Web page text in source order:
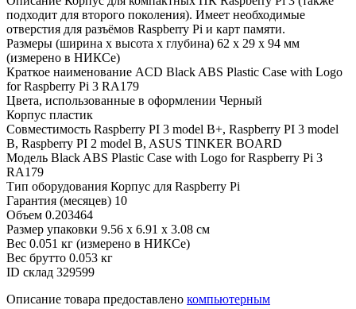
подходит для второго поколения). Имеет необходимые
отверстия для разъёмов Raspberry Pi и карт памяти.
Размеры (ширина x высота x глубина) 62 x 29 x 94 мм
(измерено в НИКСе)
Краткое наименование ACD Black ABS Plastic Case with Logo
for Raspberry Pi 3 RA179
Цвета, использованные в оформлении Черный
Корпус пластик
Совместимость Raspberry PI 3 model B+, Raspberry PI 3 model
B, Raspberry PI 2 model B, ASUS TINKER BOARD
Модель Black ABS Plastic Case with Logo for Raspberry Pi 3
RA179
Тип оборудования Корпус для Raspberry Pi
Гарантия (месяцев) 10
Объем 0.203464
Размер упаковки 9.56 x 6.91 x 3.08 см
Вес 0.051 кг (измерено в НИКСе)
Вес брутто 0.053 кг
ID склад 329599
Описание товара предоставлено компьютерным